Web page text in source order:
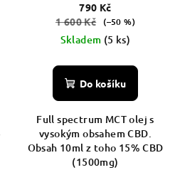
790 Kč
1 600 Kč
(–50 %)
Skladem (5 ks)
Do košíku
Full spectrum MCT olej s
vysokým obsahem CBD.
Obsah 10ml z toho 15% CBD
(1500mg)